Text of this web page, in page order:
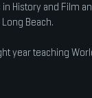
History and Film
Beach.
year teaching